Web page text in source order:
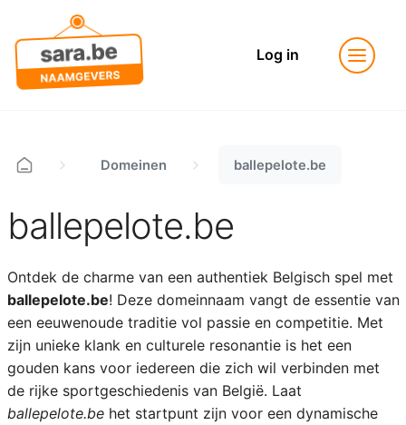
Log in
Domeinen ballepelote.be
ballepelote.be
Ontdek de charme van een authentiek Belgisch spel met
ballepelote.be! Deze domeinnaam vangt de essentie van
een eeuwenoude traditie vol passie en competitie. Met
zijn unieke klank en culturele resonantie is het een
gouden kans voor iedereen die zich wil verbinden met
de rijke sportgeschiedenis van België. Laat
ballepelote.behet startpunt zijn voor een dynamische